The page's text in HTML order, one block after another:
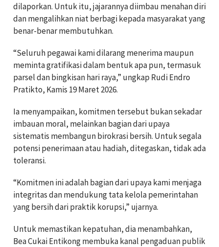
dilaporkan. Untuk itu, jajarannya diimbau menahan diri
dan mengalihkan niat berbagi kepada masyarakat yang
benar-benar membutuhkan.
“Seluruh pegawai kami dilarang menerima maupun
meminta gratifikasi dalam bentuk apa pun, termasuk
parsel dan bingkisan hari raya,” ungkap Rudi Endro
Pratikto, Kamis 19 Maret 2026.
Ia menyampaikan, komitmen tersebut bukan sekadar
imbauan moral, melainkan bagian dari upaya
sistematis membangun birokrasi bersih. Untuk segala
potensi penerimaan atau hadiah, ditegaskan, tidak ada
toleransi.
“Komitmen ini adalah bagian dari upaya kami menjaga
integritas dan mendukung tata kelola pemerintahan
yang bersih dari praktik korupsi,” ujarnya.
Untuk memastikan kepatuhan, dia menambahkan,
Bea Cukai Entikong membuka kanal pengaduan publik